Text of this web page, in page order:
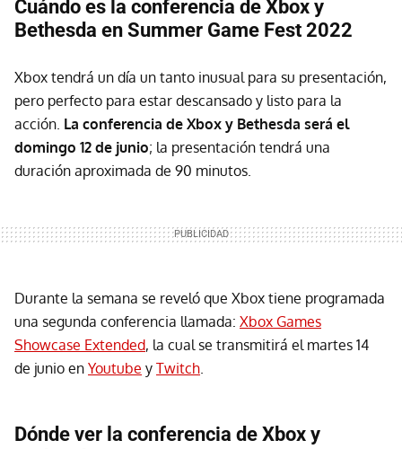
Cuándo es la conferencia de Xbox y
Bethesda en Summer Game Fest 2022
Xbox tendrá un día un tanto inusual para su presentación,
pero perfecto para estar descansado y listo para la
acción. La conferencia de Xbox y Bethesda será el
domingo 12 de junio; la presentación tendrá una
duración aproximada de 90 minutos.
Durante la semana se reveló que Xbox tiene programada
una segunda conferencia llamada: Xbox Games
Showcase Extended, la cual se transmitirá el martes 14
de junio en Youtube y Twitch
Dónde ver la conferencia de Xbox y